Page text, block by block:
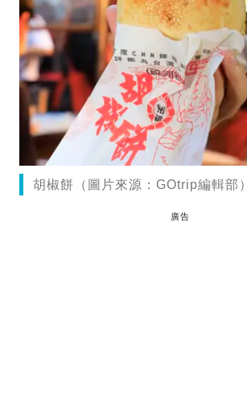
胡椒餅（圖片來源：GOtrip編輯部）
廣告